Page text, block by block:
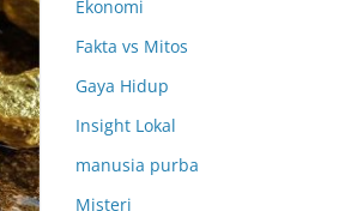
Ekonomi
Fakta vs Mitos
Gaya Hidup
Insight Lokal
manusia purba
Misteri